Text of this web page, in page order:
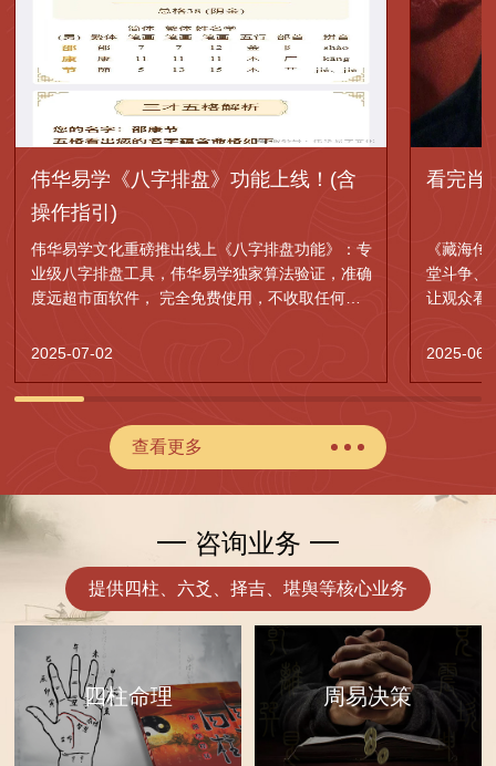
伟华易学《八字排盘》功能上线！(含
操作指引)
伟华易学文化重磅推出线上《八字排盘功能》：专
业级八字排盘工具，伟华易学独家算法验证，准确
度远超市面软件， 完全免费使用，不收取任何费
2025-07-02
看完肖
《藏海
堂斗争、
让观众看
2025-06-
查看更多
咨询业务
提供四柱、六爻、择吉、堪舆等核心业务
四柱命理 周易决策